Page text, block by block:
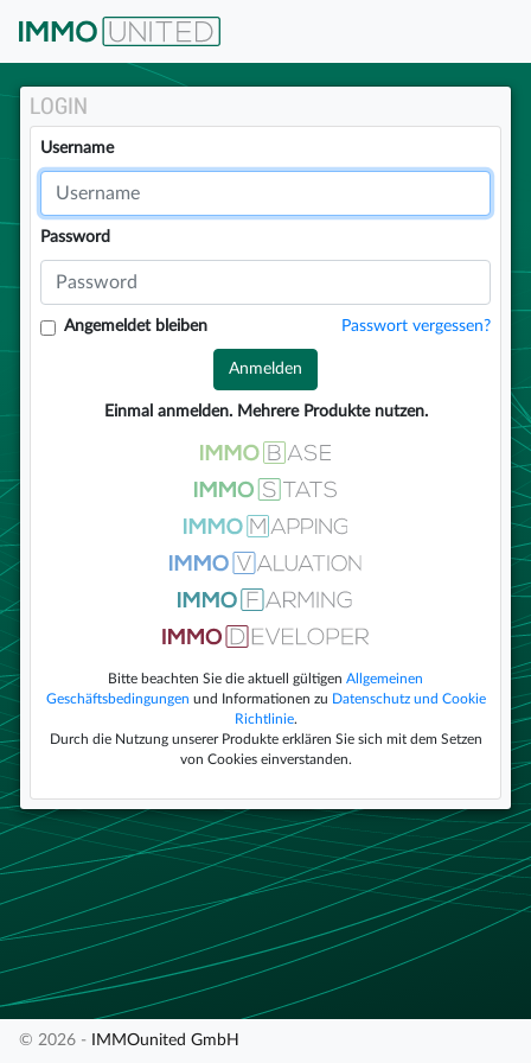
IMMOunited
LOGIN
Username
Password
Angemeldet bleiben Passwort vergessen?
Anmelden
Einmal anmelden. Mehrere Produkte nutzen.
Bitte beachten Sie die aktuell gültigen Allgemeinen
Geschäftsbedingungen und Informationen zu Datenschutz und Cookie
Richtlinie.
Durch die Nutzung unserer Produkte erklären Sie sich mit dem Setzen
von Cookies einverstanden.
© 2026 - IMMOunited GmbH